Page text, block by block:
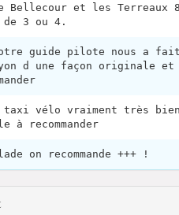
et les Terreaux
3 ou 4.
guide pilote nous a
d une façon originale et
taxi vélo vraiment très
à recommander
on recommande +++ !